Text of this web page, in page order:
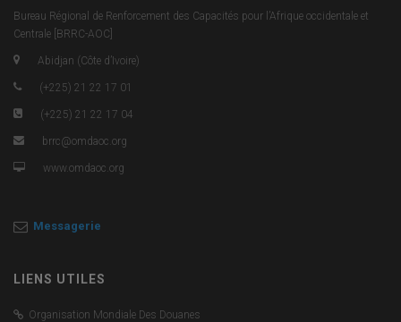
Bureau Régional de Renforcement des Capacités pour l’Afrique occidentale et
Centrale [BRRC-AOC]
Abidjan (Côte d’Ivoire)
(+225) 21 22 17 01
(+225) 21 22 17 04
brrc@omdaoc.org
www.omdaoc.org
Messagerie
LIENS UTILES
Organisation Mondiale Des Douanes